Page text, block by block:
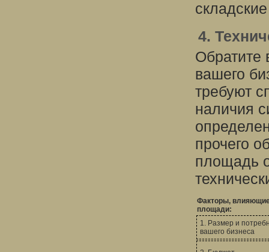
4.
Обратите
вашего
требуют
наличия
прочего
площадь
Факторы,
площади:
1. Размер и
вашего бизнеса